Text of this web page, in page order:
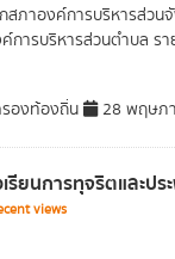
สภาองค์การบริหารส่วน
การบริหารส่วนตำบล ร
รองท้องถิ่น 28 พฤษภ
รียนการทุจริตและป
views